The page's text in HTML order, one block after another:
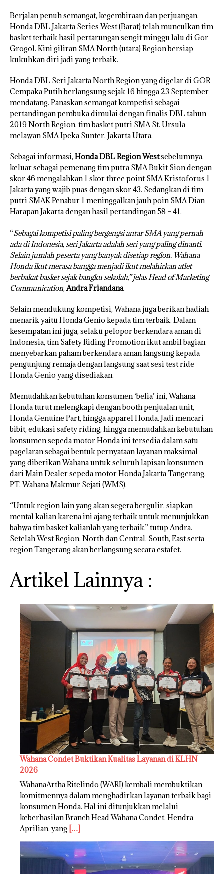
Berjalan penuh semangat, kegembiraan dan perjuangan,
Honda DBL Jakarta Series West (Barat) telah munculkan tim
basket terbaik hasil pertarungan sengit minggu lalu di Gor
Grogol. Kini giliran SMA North (utara) Region bersiap
kukuhkan diri jadi yang terbaik.
Honda DBL Seri Jakarta North Region yang digelar di GOR
Cempaka Putih berlangsung sejak 16 hingga 23 September
mendatang. Panaskan semangat kompetisi sebagai
pertandingan pembuka dimulai dengan finalis DBL tahun
2019 North Region, tim basket putri SMA St. Ursula
melawan SMA Ipeka Sunter, Jakarta Utara.
Sebagai informasi, Honda DBL Region Westsebelumnya,
keluar sebagai pemenang tim putra SMA Bukit Sion dengan
skor 46 mengalahkan 1 skor three point SMA Kristoforus 1
Jakarta yang wajib puas dengan skor 43. Sedangkan di tim
putri SMAK Penabur 1 meninggalkan jauh poin SMA Dian
Harapan Jakarta dengan hasil pertandingan 58 – 41.
“Sebagai kompetisi paling bergengsi antar SMA yang pernah
ada di Indonesia, seri Jakarta adalah seri yang paling dinanti.
Selain jumlah peserta yang banyak disetiap region. Wahana
Honda ikut merasa bangga menjadi ikut melahirkan atlet
berbakat basket sejak bangku sekolah,” jelas Head of Marketing
Communication,Andra Friandana.
Selain mendukung kompetisi, Wahana juga berikan hadiah
menarik yaitu Honda Genio kepada tim terbaik. Dalam
kesempatan ini juga, selaku pelopor berkendara aman di
Indonesia, tim Safety Riding Promotion ikut ambil bagian
menyebarkan paham berkendara aman langsung kepada
pengunjung remaja dengan langsung saat sesi test ride
Honda Genio yang disediakan.
Memudahkan kebutuhan konsumen ‘belia’ ini, Wahana
Honda turut melengkapi dengan booth penjualan unit,
Honda Genuine Part, hingga apparel Honda. Jadi mencari
bibit, edukasi safety riding, hingga memudahkan kebutuhan
konsumen sepeda motor Honda ini tersedia dalam satu
pagelaran sebagai bentuk pernyataan layanan maksimal
yang diberikan Wahana untuk seluruh lapisan konsumen
dari Main Dealer sepeda motor Honda Jakarta Tangerang,
PT. Wahana Makmur Sejati (WMS).
“Untuk region lain yang akan segera bergulir, siapkan
mental kalian karena ini ajang terbaik untuk menunjukkan
bahwa tim basket kalianlah yang terbaik,” tutup Andra.
Setelah West Region, North dan Central, South, East serta
region Tangerang akan berlangsung secara estafet.
Artikel Lainnya :
Wahana Condet Buktikan Kualitas Layanan di KLHN
2026
WahanaArtha Ritelindo (WARI) kembali membuktikan
komitmennya dalam menghadirkan layanan terbaik bagi
konsumen Honda. Hal ini ditunjukkan melalui
keberhasilan Branch Head Wahana Condet, Hendra
Aprilian, yang […]